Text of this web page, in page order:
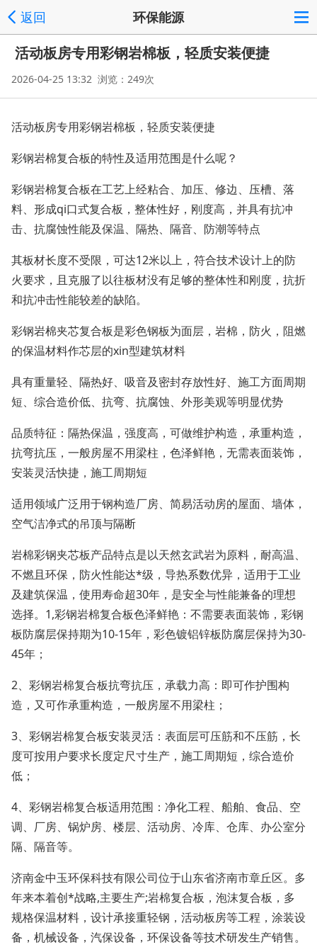
返回 环保能源
活动板房专用彩钢岩棉板，轻质安装便捷
2026-04-25 13:32 浏览：249次
活动板房专用彩钢岩棉板，轻质安装便捷
彩钢岩棉复合板的特性及适用范围是什么呢？
彩钢岩棉复合板在工艺上经粘合、加压、修边、压槽、落
料、形成qi口式复合板，整体性好，刚度高，并具有抗冲
击、抗腐蚀性能及保温、隔热、隔音、防潮等特点
其板材长度不受限，可达12米以上，符合技术设计上的防
火要求，且克服了以往板材没有足够的整体性和刚度，抗折
和抗冲击性能较差的缺陷。
彩钢岩棉夹芯复合板是彩色钢板为面层，岩棉，防火，阻燃
的保温材料作芯层的xin型建筑材料
具有重量轻、隔热好、吸音及密封存放性好、施工方面周期
短、综合造价低、抗弯、抗腐蚀、外形美观等明显优势
品质特征：隔热保温，强度高，可做维护构造，承重构造，
抗弯抗压，一般房屋不用梁柱，色泽鲜艳，无需表面装饰，
安装灵活快捷，施工周期短
适用领域广泛用于钢构造厂房、简易活动房的屋面、墙体，
空气洁净式的吊顶与隔断
岩棉彩钢夹芯板产品特点是以天然玄武岩为原料，耐高温、
不燃且环保，防火性能达*级，导热系数优异，适用于工业
及建筑保温，使用寿命超30年，是安全与性能兼备的理想
选择。1,彩钢岩棉复合板色泽鲜艳：不需要表面装饰，彩钢
板防腐层保持期为10-15年，彩色镀铝锌板防腐层保持为30-
45年；
2、彩钢岩棉复合板抗弯抗压，承载力高：即可作护围构
造，又可作承重构造，一般房屋不用梁柱；
3、彩钢岩棉复合板安装灵活：表面层可压筋和不压筋，长
度可按用户要求长度定尺寸生产，施工周期短，综合造价
低；
4、彩钢岩棉复合板适用范围：净化工程、船舶、食品、空
调、厂房、锅炉房、楼层、活动房、冷库、仓库、办公室分
隔、隔音等。
济南金中玉环保科技有限公司位于山东省济南市章丘区。多
年来本着创*战略,主要生产;岩棉复合板，泡沫复合板，多
规格保温材料，设计承接重轻钢，活动板房等工程，涂装设
备，机械设备，汽保设备，环保设备等技术研发生产销售。